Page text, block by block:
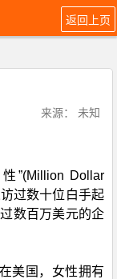
返回上页
来源： 未知
”(Million Dollar
过数十位白手起
数百万美元的企
美国，女性拥有